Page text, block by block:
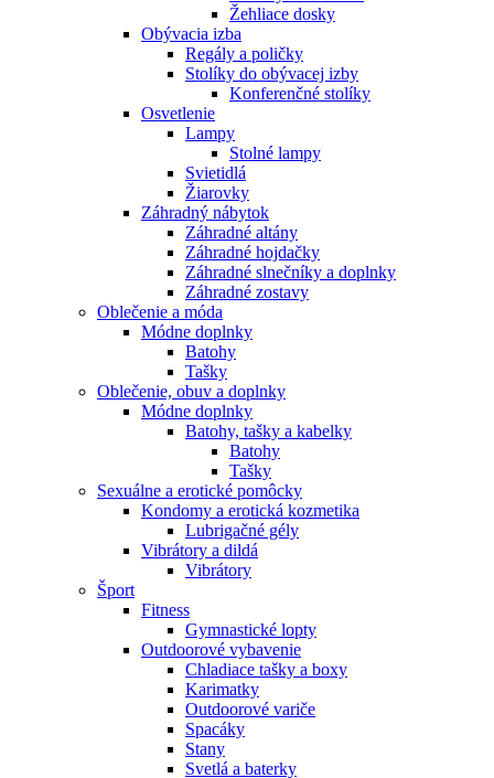
Žehliace dosky
Obývacia izba
Regály a poličky
Stolíky do obývacej izby
Konferenčné stolíky
Osvetlenie
Lampy
Stolné lampy
Svietidlá
Žiarovky
Záhradný nábytok
Záhradné altány
Záhradné hojdačky
Záhradné slnečníky a doplnky
Záhradné zostavy
Oblečenie a móda
Módne doplnky
Batohy
Tašky
Oblečenie, obuv a doplnky
Módne doplnky
Batohy, tašky a kabelky
Batohy
Tašky
Sexuálne a erotické pomôcky
Kondomy a erotická kozmetika
Lubrigačné gély
Vibrátory a dildá
Vibrátory
Šport
Fitness
Gymnastické lopty
Outdoorové vybavenie
Chladiace tašky a boxy
Karimatky
Outdoorové variče
Spacáky
Stany
Svetlá a baterky